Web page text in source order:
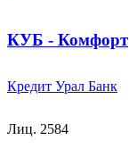
КУБ - Комфорт
Кредит Урал Банк
Лиц. 2584